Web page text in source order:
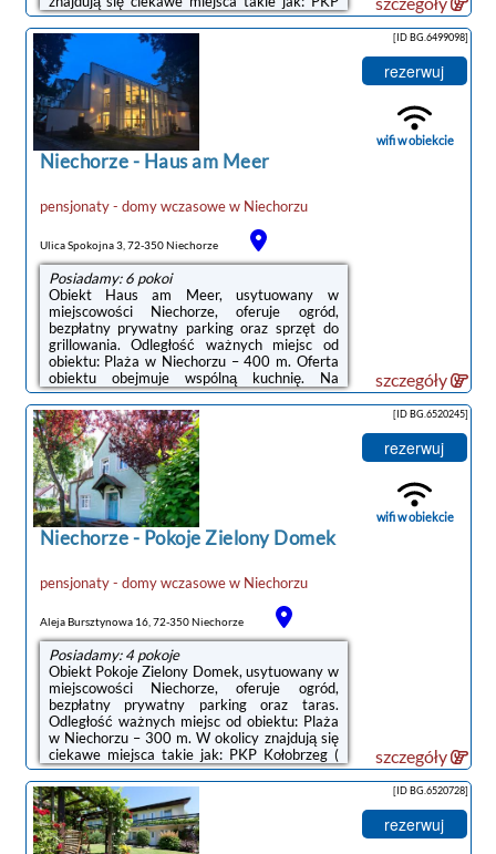
Kołobrzeg ( 48 km), Molo w Kołobrzegu ( 48
km), Latarnia morska w Kołobrzegu ( 48 km).
Oferta pensjonatu B&B obejmuje pokoje
rodzinne.W każdym pokoju w obiekcie
znajduje się szafa, telewizor z płaskim
ekranem, prywatna łazienka oraz pościel. We
wszystkich pokojach w obiekcie zapewniono
prywatną łazienkę z prysznicem, a także
bezpłatne Wi-Fi. ...
Niechorze- Haus am Meer
pensjonaty - domy wczasowew Niechorzu
Ulica Spokojna 3, 72-350 Niechorze
Posiadamy: 6 pokoi
Obiekt Haus am Meer, usytuowany w
miejscowości Niechorze, oferuje ogród,
bezpłatny prywatny parking oraz sprzęt do
grillowania. Odległość ważnych miejsc od
obiektu: Plaża w Niechorzu – 400 m. Oferta
obiektu obejmuje wspólną kuchnię. Na
miejscu znajduje się również plac zabaw.
Obiekt jest idealnym wyborem dla alergików.
Odległość ważnych miejsc od obiektu: PKP
Kołobrzeg – 48 km.W każdym pokoju w
obiekcie znajduje się biurko, telewizor z
płaskim ekranem oraz prywatna łazienka.
Pościel i ręczniki są zapewnione. We
wszystkich pokojach w obiekcie zapewniono
prywatną ...
[ID BG.6499098]
rezerwuj
wifi w obiekcie
szczegóły
Niechorze- Pokoje Zielony Domek
pensjonaty - domy wczasowew Niechorzu
Aleja Bursztynowa 16, 72-350 Niechorze
Posiadamy: 4 pokoje
Obiekt Pokoje Zielony Domek, usytuowany w
miejscowości Niechorze, oferuje ogród,
bezpłatny prywatny parking oraz taras.
Odległość ważnych miejsc od obiektu: Plaża
w Niechorzu – 300 m. W okolicy znajdują się
ciekawe miejsca takie jak: PKP Kołobrzeg (
48 km), Molo w Kołobrzegu ( 48 km), Ratusz (
48 km). W obiekcie zapewniono wspólną
kuchnię oraz bezpłatne Wi-Fi we wszystkich
pomieszczeniach.W każdej opcji
zakwaterowania znajduje się prywatna
[ID BG.6520245]
rezerwuj
wifi w obiekcie
szczegóły
[ID BG.6520728]
rezerwuj